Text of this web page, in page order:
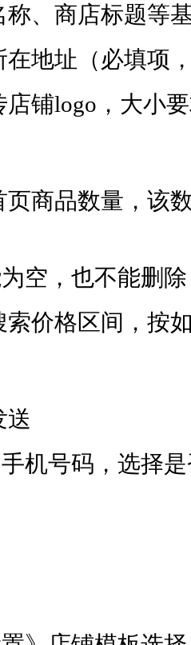
称、商店标题等
在地址（必填项
店铺logo，大小
页商品数量，该
空，也不能删
索价格区间，按
送
机号码，选择